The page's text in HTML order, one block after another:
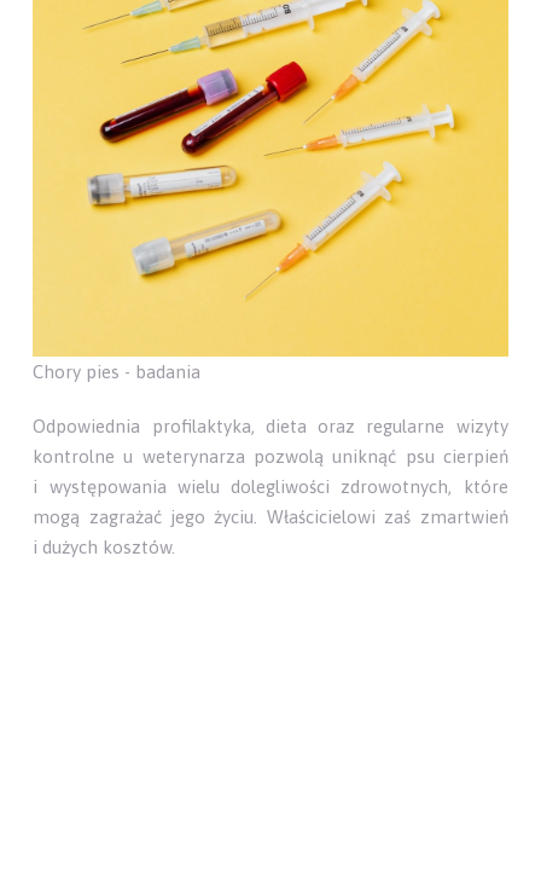
Chory pies - badania
Odpowiednia profilaktyka, dieta oraz regularne wizyty
kontrolne u weterynarza pozwolą uniknąć psu cierpień
i występowania wielu dolegliwości zdrowotnych, które
mogą zagrażać jego życiu. Właścicielowi zaś zmartwień
i dużych kosztów.